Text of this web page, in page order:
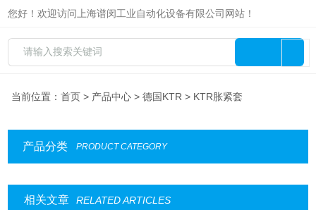
您好！欢迎访问上海谱闵工业自动化设备有限公司网站！
当前位置：首页 > 产品中心 >德国KTR > KTR胀紧套
产品分类 PRODUCT CATEGORY
相关文章 RELATED ARTICLES